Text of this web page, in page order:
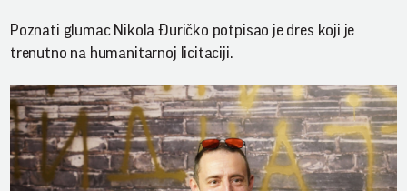
Poznati glumac Nikola Đuričko potpisao je dres koji je
trenutno na humanitarnoj licitaciji.